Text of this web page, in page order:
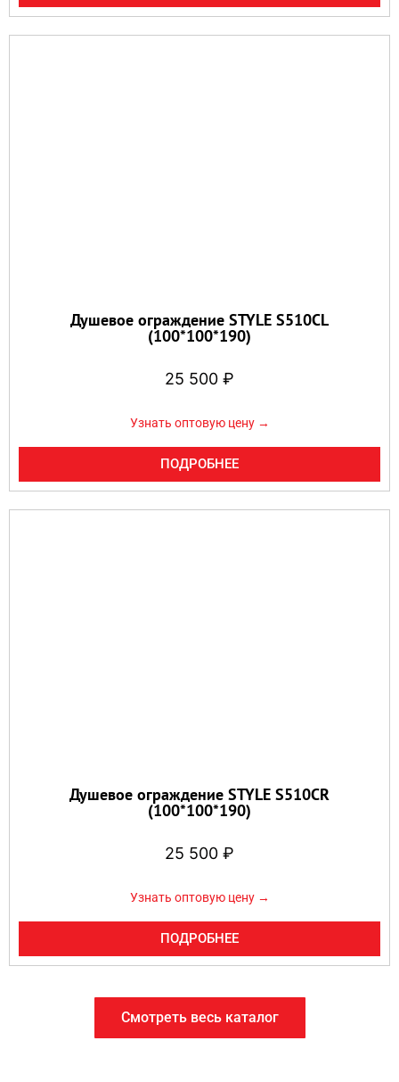
Душевое ограждение STYLE S510CL
(100*100*190)
25 500 ₽
Узнать оптовую цену →
ПОДРОБНЕЕ
Душевое ограждение STYLE S510CR
(100*100*190)
25 500 ₽
Узнать оптовую цену →
ПОДРОБНЕЕ
Смотреть весь каталог